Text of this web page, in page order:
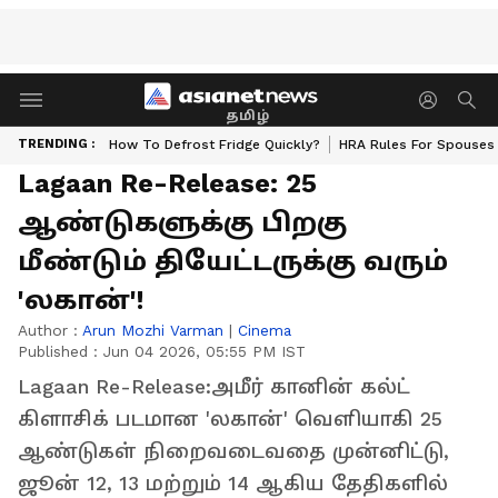
தமிழ்
TRENDING : How To Defrost Fridge Quickly? HRA Rules For Spouses
Lagaan Re-Release: 25
ஆண்டுகளுக்கு பிறகு
மீண்டும் தியேட்டருக்கு வரும்
'லகான்'!
Author : Arun Mozhi Varman | Cinema
Published : Jun 04 2026, 05:55 PM IST
Lagaan Re-Release:அமீர் கானின் கல்ட்
கிளாசிக் படமான 'லகான்' வெளியாகி 25
ஆண்டுகள் நிறைவடைவதை முன்னிட்டு,
ஜூன் 12, 13 மற்றும் 14 ஆகிய தேதிகளில்